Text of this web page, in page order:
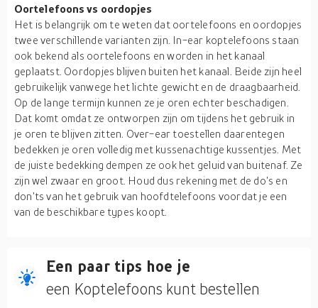
Oortelefoons vs oordopjes
Het is belangrijk om te weten dat oortelefoons en oordopjes
twee verschillende varianten zijn. In-ear koptelefoons staan
ook bekend als oortelefoons en worden in het kanaal
geplaatst. Oordopjes blijven buiten het kanaal. Beide zijn heel
gebruikelijk vanwege het lichte gewicht en de draagbaarheid.
Op de lange termijn kunnen ze je oren echter beschadigen.
Dat komt omdat ze ontworpen zijn om tijdens het gebruik in
je oren te blijven zitten. Over-ear toestellen daarentegen
bedekken je oren volledig met kussenachtige kussentjes. Met
de juiste bedekking dempen ze ook het geluid van buitenaf. Ze
zijn wel zwaar en groot. Houd dus rekening met de do's en
don'ts van het gebruik van hoofdtelefoons voordat je een
van de beschikbare types koopt.
Een paar tips hoe je
een Koptelefoons kunt bestellen